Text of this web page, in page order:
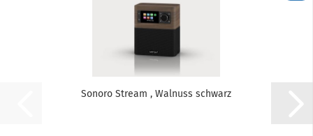
Sonoro Stream , Walnuss schwarz